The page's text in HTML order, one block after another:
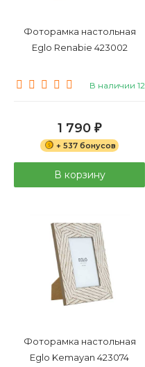
Фоторамка настольная
Eglo Renabie 423002
В наличии 12
1 790 ₽
+ 537 бонусов
В корзину
Фоторамка настольная
Eglo Kemayan 423074